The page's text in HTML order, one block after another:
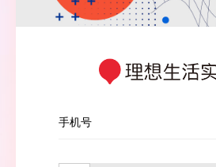
手机号